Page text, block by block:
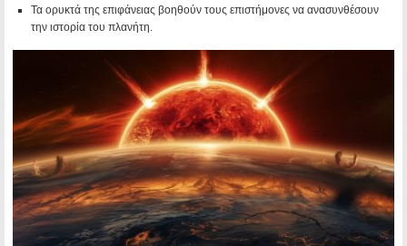
Τα ορυκτά της επιφάνειας βοηθούν τους επιστήμονες να ανασυνθέσουν
την ιστορία του πλανήτη.